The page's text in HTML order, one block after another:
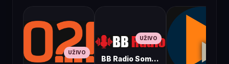
UŽIVO
UŽIVO
BB Radio Sombor